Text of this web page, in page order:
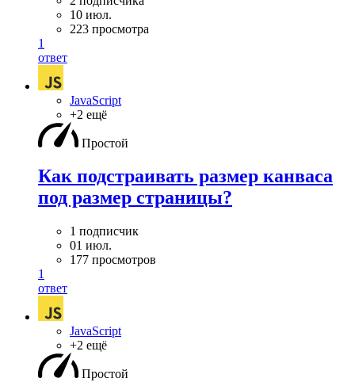
10 июл.
223 просмотра
1
ответ
JavaScript
+2 ещё
Простой
Как подстраивать размер канваса
под размер страницы?
1 подписчик
01 июл.
177 просмотров
1
ответ
JavaScript
+2 ещё
Простой